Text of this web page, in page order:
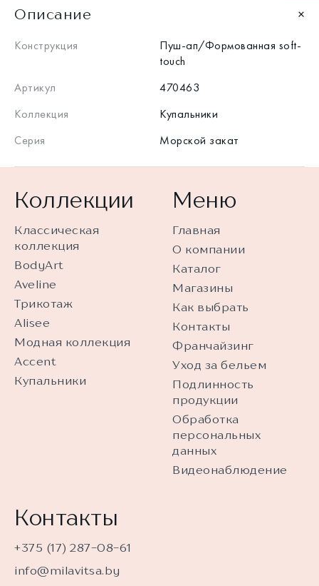
Описание
Конструкция
Пуш-ап/Формованная soft-
touch
Артикул
470463
Коллекция
Купальники
Серия
Морской закат
Коллекции
Классическая
коллекция
BodyArt
Aveline
Трикотаж
Alisee
Модная коллекция
Accent
Купальники
Меню
Главная
О компании
Каталог
Магазины
Как выбрать
Контакты
Франчайзинг
Уход за бельем
Подлинность
продукции
Обработка
персональных
данных
Видеонаблюдение
Контакты
+375 (17) 287-08-61
info@milavitsa.by